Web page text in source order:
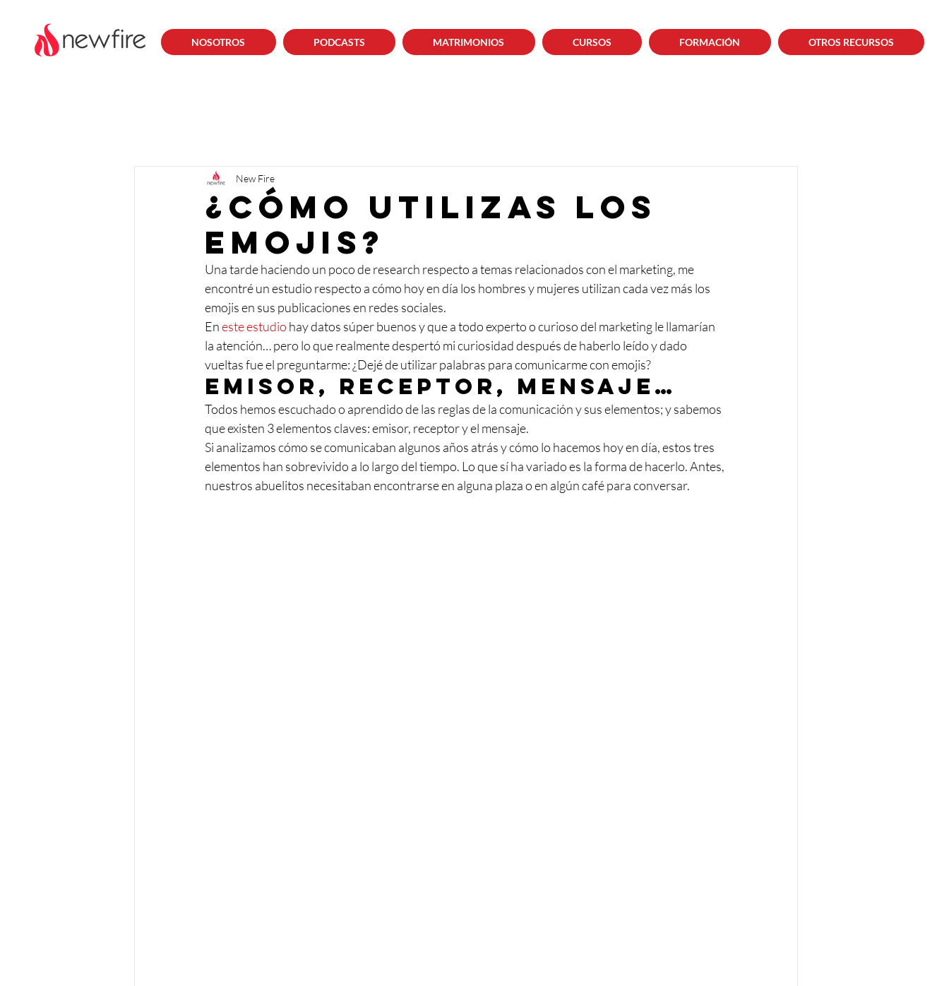
NOSOTROS PODCASTS MATRIMONIOS CURSOS FORMACIÓN OTROS RECURSOS
¿Cómo utilizas los
emojis?
New Fire
Una tarde haciendo un poco de research respecto a temas relacionados con el marketing, me
encontré un estudio respecto a cómo hoy en día los hombres y mujeres utilizan cada vez más los
emojis en sus publicaciones en redes sociales.
En este estudio hay datos súper buenos y que a todo experto o curioso del marketing le llamarían
la atención… pero lo que realmente despertó mi curiosidad después de haberlo leído y dado
vueltas fue el preguntarme: ¿Dejé de utilizar palabras para comunicarme con emojis?
Emisor, receptor, mensaje…
Todos hemos escuchado o aprendido de las reglas de la comunicación y sus elementos; y sabemos
que existen 3 elementos claves: emisor, receptor y el mensaje.
Si analizamos cómo se comunicaban algunos años atrás y cómo lo hacemos hoy en día, estos tres
elementos han sobrevivido a lo largo del tiempo. Lo que sí ha variado es la forma de hacerlo. Antes,
nuestros abuelitos necesitaban encontrarse en alguna plaza o en algún café para conversar.